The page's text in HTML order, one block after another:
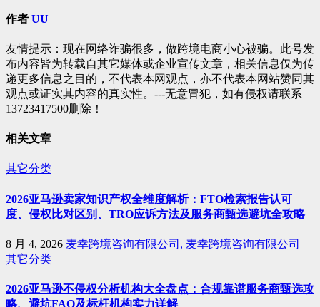
导
作者 UU
友情提示：现在网络诈骗很多，做跨境电商小心被骗。此号发
布内容皆为转载自其它媒体或企业宣传文章，相关信息仅为传
递更多信息之目的，不代表本网观点，亦不代表本网站赞同其
观点或证实其内容的真实性。---无意冒犯，如有侵权请联系
13723417500删除！
相关文章
其它分类
2026亚马逊卖家知识产权全维度解析：FTO检索报告认可
度、侵权比对区别、TRO应诉方法及服务商甄选避坑全攻略
8 月 4, 2026 麦幸跨境咨询有限公司, 麦幸跨境咨询有限公司
其它分类
2026亚马逊不侵权分析机构大全盘点：合规靠谱服务商甄选攻
略、避坑FAQ及标杆机构实力详解